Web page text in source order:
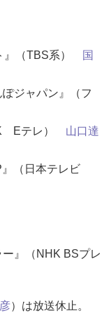
』（TBS系）
国
ジャパン』（フ
Eテレ） 山口達
（日本テレビ
』（NHK BSプレ
）は放送休止。